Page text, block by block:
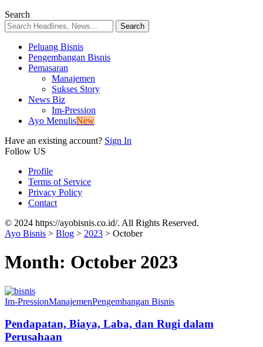
Search
Peluang Bisnis
Pengembangan Bisnis
Pemasaran
Manajemen
Sukses Story
News Biz
Im-Pression
Ayo MenulisNew
Have an existing account? Sign In
Follow US
Profile
Terms of Service
Privacy Policy
Contact
© 2024 https://ayobisnis.co.id/. All Rights Reserved.
Ayo Bisnis > Blog > 2023 > October
Month: October 2023
Im-PressionManajemenPengembangan Bisnis
Pendapatan, Biaya, Laba, dan Rugi dalam
Perusahaan